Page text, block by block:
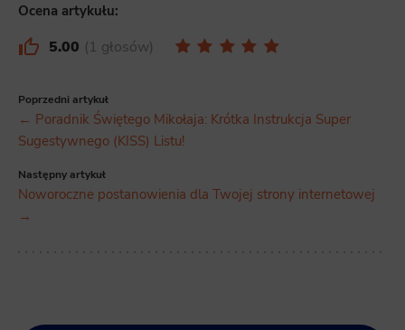
Ocena artykułu:
5.00 1 głosów
Poprzedni artykuł
← Poradnik Świętego Mikołaja: Krótka Instrukcja Super
Sugestywnego (KISS) Listu!
Następny artykuł
Noworoczne postanowienia dla Twojej strony internetowej
→